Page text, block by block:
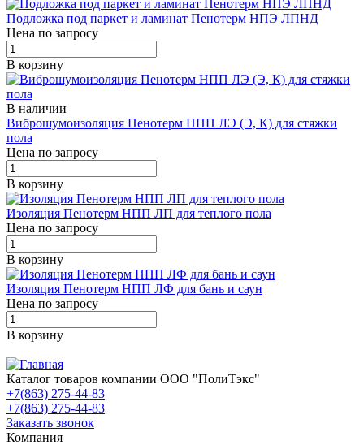
Подложка под паркет и ламинат Пенотерм НПЭ ЛПНД
Цена по запросу
В корзину
В наличии
Виброшумоизоляция Пенотерм НПП ЛЭ (Э, К) для стяжки
пола
Цена по запросу
В корзину
Изоляция Пенотерм НПП ЛП для теплого пола
Цена по запросу
В корзину
Изоляция Пенотерм НПП ЛФ для бань и саун
Цена по запросу
В корзину
Каталог товаров компании ООО "ПолиТэкс"
+7(863) 275-44-83
+7(863) 275-44-83
Заказать звонок
Компания